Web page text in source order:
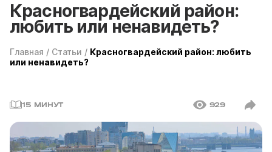
Красногвардейский район:
любить или ненавидеть?
Главная / Статьи / Красногвардейский район: любить
или ненавидеть?
15 МИНУТ 929